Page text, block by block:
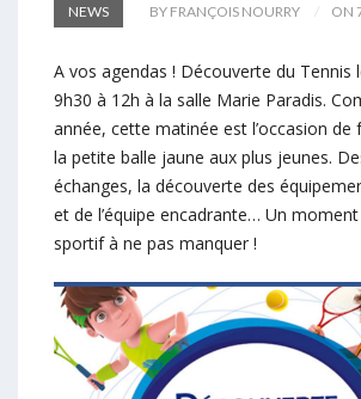
NEWS BY FRANÇOIS NOURRY ON
A vos agendas ! Découverte du Tennis
9h30 à 12h à la salle Marie Paradis.
année, cette matinée est l’occasion de
la petite balle jaune aux plus jeunes.
échanges, la découverte des
et de l’équipe encadrante… Un
sportif à ne pas manquer !